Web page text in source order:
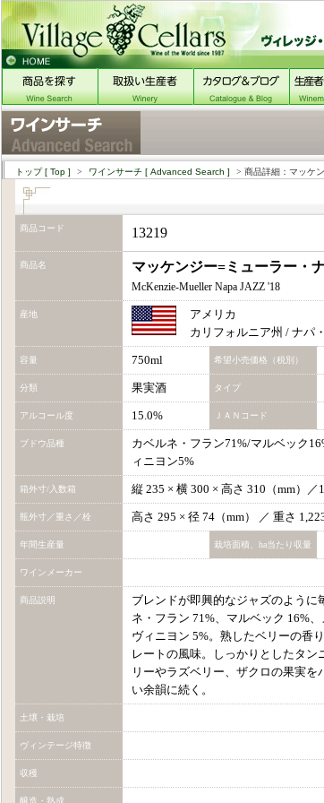
トップ[ Top ] > ワインサーチ [ Advanced Search ] > 商品詳細：マッケ
商品コード 13219
商品名 マッケンジー=ミューラー・
McKenzie-Mueller Napa JAZZ '18
産地
アメリカ
カリフォルニア州 / ナパ
容量 750ml 希望小売価格（税別）
分類 果実酒 タイプ
アルコール度 15.0% ＪＡＮコード
ブドウ品種
カベルネ・フラン71%/マルベック
ィニヨン5%
箱外寸/入数箱 縦 235 × 横 300 × 高さ 310（mm）／
瓶外寸／重さ／栓 高さ 295 × 径 74（mm） ／ 重さ
年間生産量 栽培面積、ha当たり収量
ワインメーカー
商品説明
ブレンドが即興的なジャズのように
ネ・フラン 71%、マルベック 16%
ヴィニヨン 5%。熟したベリーの香
レートの風味。しっかりとしたタ
リーやラズベリー、ザクロの果実
い余韻に続く。
土壌・栽培
ヴィンテージ特徴
収穫
醸造・熟成